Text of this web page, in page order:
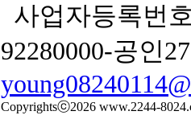
사업자등록번
92280000-공인
Copyrightsⓒ2026 www.2244-